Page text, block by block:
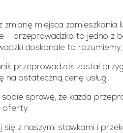
zmianę miejsca
– przeprowadzka to jedno z
doskonale to
przeprowadzek został
na ostateczną cenę usługi.
sobie sprawę, że każda
oferty.
się z naszymi stawkami i